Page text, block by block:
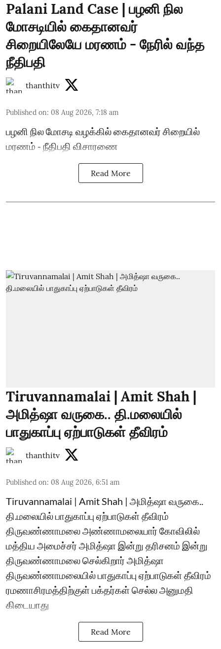
Palani Land Case | பழனி நில
மோசடியில் கைதானவர்
சிறையிலேயே மரணம் - நேரில் வந்த
நீதிபதி
thanthitv
Published on: 08 Aug 2026, 7:18 am
பழனி நில மோசடி வழக்கில் கைதானவர் சிறையில்
மரணம் - நீதிபதி விசாரணை
Read More
Tiruvannamalai | Amit Shah |
அமித்ஷா வருகை.. தி.மலையில்
பாதுகாப்பு ஏற்பாடுகள் தீவிரம்
thanthitv
Published on: 08 Aug 2026, 6:51 am
Tiruvannamalai | Amit Shah | அமித்ஷா வருகை..
தி.மலையில் பாதுகாப்பு ஏற்பாடுகள் தீவிரம்
திருவண்ணாமலை அண்ணாமலையார் கோவிலில்
மத்திய அமைச்சர் அமித்ஷா இன்று தரிசனம் இன்று
திருவண்ணாமலை செல்கிறார் அமித்ஷா
திருவண்ணாமலையில் பாதுகாப்பு ஏற்பாடுகள் தீவிரம்
ரமணாசிரமத்திற்குள் பக்தர்கள் செல்ல அனுமதி
கிடையாது
Read More